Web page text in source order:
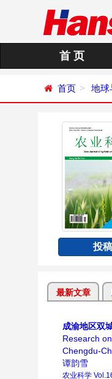
首 页
首页 地球
投稿
最新文章
成渝地区双
Research
Chengdu-
谭韵雪
农业科学